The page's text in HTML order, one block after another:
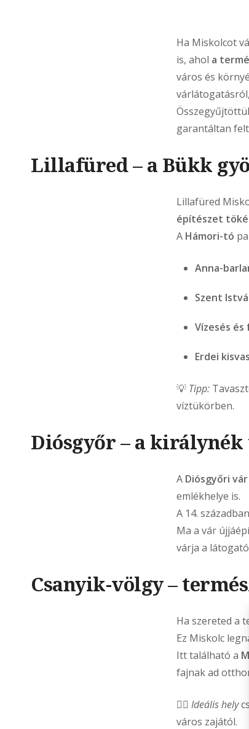
Ha Miskolcot
is, ahol a
város és
garantáltan
Lillafüred – a Bükk
Lillafüred
építészet
A Hámori-tó
Anna-
Szent
Vízesés
Erdei
💡 Tipp:
víztükörben.
Diósgyőr – a királynék
A Diósgyőri vár
emlékhelye is.
A 14. században
Ma a vár
várja a
Csanyik-völgy –
Ha szereted a
Ez Miskolc
Itt található a
fajnak ad
🚶‍♀️ Ideális hely
város zajától.